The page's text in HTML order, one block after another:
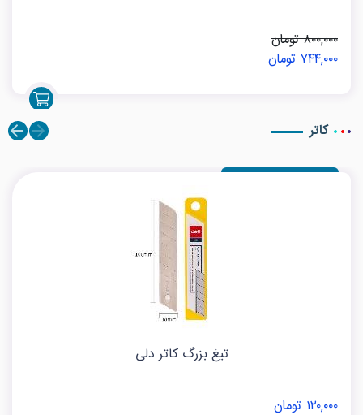
۸۰۰,۰۰۰ تومان
۷۴۴,۰۰۰ تومان
کاتر
تیغ بزرگ کاتر دلی
۱۲۰,۰۰۰ تومان